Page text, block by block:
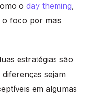
oday theming,
o foco por mais
estratégias são
sejam
em algumas